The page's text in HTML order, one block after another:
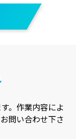
。作業内容によ
問い合わせ下さ